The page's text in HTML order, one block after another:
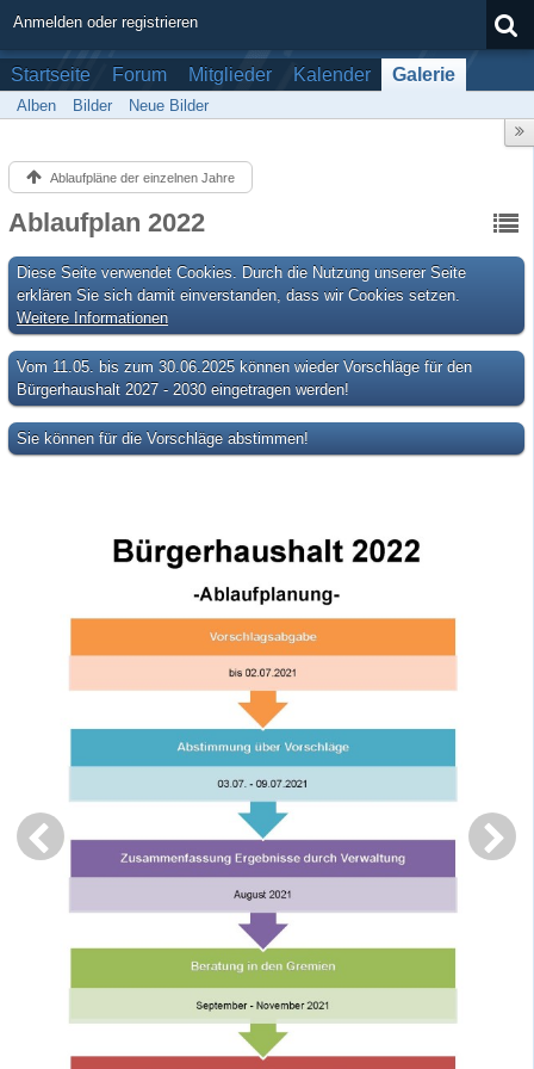
Anmelden oder registrieren
Startseite Forum Mitglieder Kalender Galerie
Alben Bilder Neue Bilder
Ablaufpläne der einzelnen Jahre
Ablaufplan 2022
Diese Seite verwendet Cookies. Durch die Nutzung unserer Seite
erklären Sie sich damit einverstanden, dass wir Cookies setzen.
Weitere Informationen
Vom 11.05. bis zum 30.06.2025 können wieder Vorschläge für den
Bürgerhaushalt 2027 - 2030 eingetragen werden!
Sie können für die Vorschläge abstimmen!